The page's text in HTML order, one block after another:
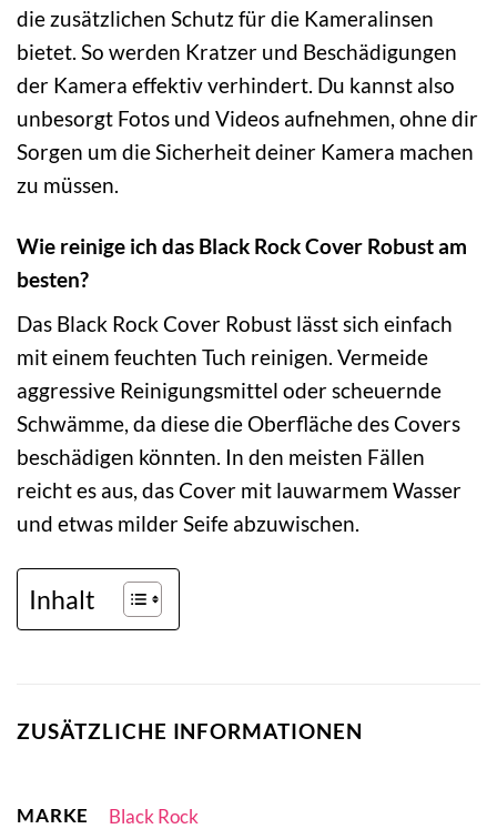
die zusätzlichen Schutz für die Kameralinsen
bietet. So werden Kratzer und Beschädigungen
der Kamera effektiv verhindert. Du kannst also
unbesorgt Fotos und Videos aufnehmen, ohne dir
Sorgen um die Sicherheit deiner Kamera machen
zu müssen.
Wie reinige ich das Black Rock Cover Robust am
besten?
Das Black Rock Cover Robust lässt sich einfach
mit einem feuchten Tuch reinigen. Vermeide
aggressive Reinigungsmittel oder scheuernde
Schwämme, da diese die Oberfläche des Covers
beschädigen könnten. In den meisten Fällen
reicht es aus, das Cover mit lauwarmem Wasser
und etwas milder Seife abzuwischen.
Inhalt
ZUSÄTZLICHE INFORMATIONEN
MARKE Black Rock